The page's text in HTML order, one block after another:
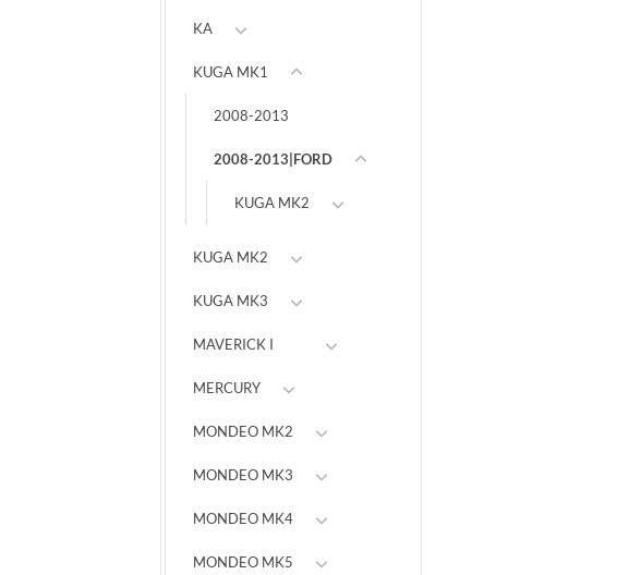
KA
KUGA MK1
2008-2013
2008-2013|FORD
KUGA MK2
KUGA MK2
KUGA MK3
MAVERICK I
MERCURY
MONDEO MK2
MONDEO MK3
MONDEO MK4
MONDEO MK5